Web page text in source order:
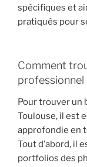
spécifiques et
pratiqués pour
Comment
professionnel
Pour trouver un
Toulouse, il est
approfondie en
Tout d’abord, il
portfolios des